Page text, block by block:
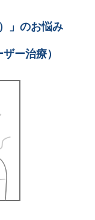
」のお悩み
ー治療）